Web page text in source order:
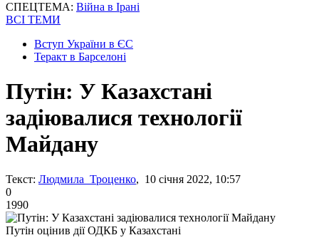
СПЕЦТЕМА: Війна в Ірані
ВСІ ТЕМИ
Вступ України в ЄС
Теракт в Барселоні
Путін: У Казахстані
задіювалися технології
Майдану
Текст: Людмила Троценко, 10 січня 2022, 10:57
0
1990
Путін оцінив дії ОДКБ у Казахстані